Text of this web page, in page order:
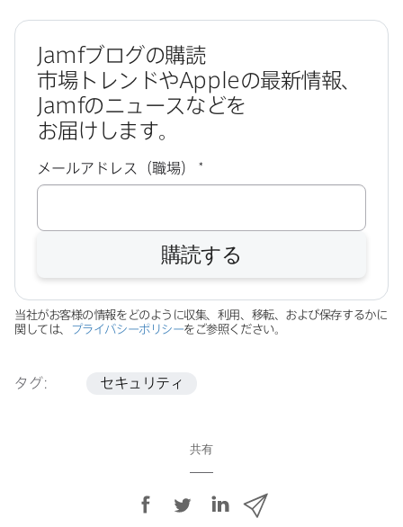
Jamfブログの​購読
市場トレンドやAppleの​最新情報、
Jamfの​ニュースなどを​
お届けします。
メールアドレス（職場） *必
須
購読する
当社が​お客様の​情報を​どのように​収集、​利用、​移転、​および​保存するかに​
関しては、 プライバシーポリシーを​ご参照ください。
タグ: セキュリティ
共有